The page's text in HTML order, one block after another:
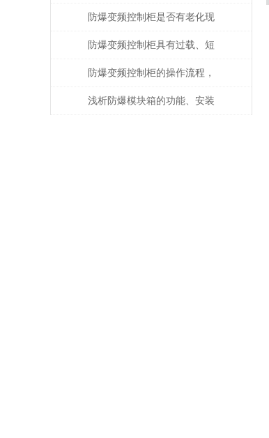
线，一起来探讨一下！
防爆变频控制柜是否有老化现
象？从这几点着手观察
防爆变频控制柜具有过载、短
路、缺相保护等功能
防爆变频控制柜的操作流程，
收藏起来慢慢看
浅析防爆模块箱的功能、安装